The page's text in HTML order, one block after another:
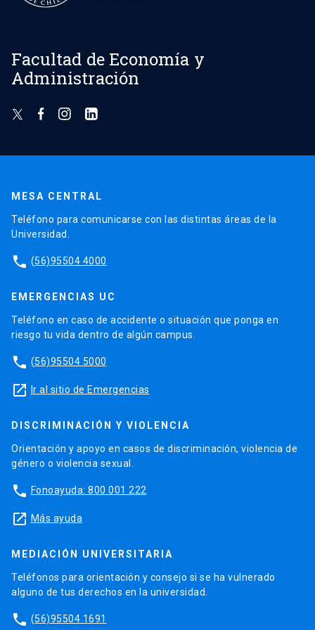
Facultad de Economía y
Administración
MESA CENTRAL
Teléfono para comunicarse con las distintas áreas de la
Universidad.
phone (56)95504 4000
EMERGENCIAS UC
Teléfono en caso de accidente o situación que ponga en
riesgo tu vida dentro de algún campus.
phone (56)95504 5000
launch Ir al sitio de Emergencias
DISCRIMINACIÓN Y VIOLENCIA
Orientación y apoyo en casos de discriminación, violencia de
género o violencia sexual.
phone Fonoayuda: 800 001 222
launch Más ayuda
MEDIACIÓN UNIVERSITARIA
Teléfonos para orientación y consejo si se ha vulnerado
alguno de tus derechos en la universidad.
phone (56)95504 1691